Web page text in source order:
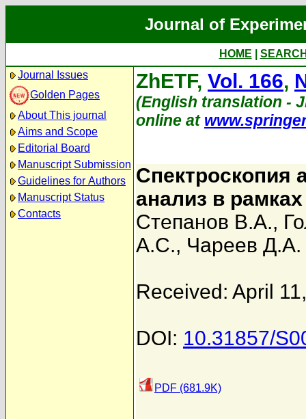
Journal of
HOME
Journal Issues
Golden Pages
About This journal
Aims and Scope
Editorial Board
Manuscript Submission
Guidelines for Authors
Manuscript Status
Contacts
ZhETF, Vol. 166,
(English translation -
online at
Спектроскопия
анализ в
Степанов В.А.,
А.С., Чареев Д.А.
Received: April
DOI: 10.31857/
PDF (681.9K)